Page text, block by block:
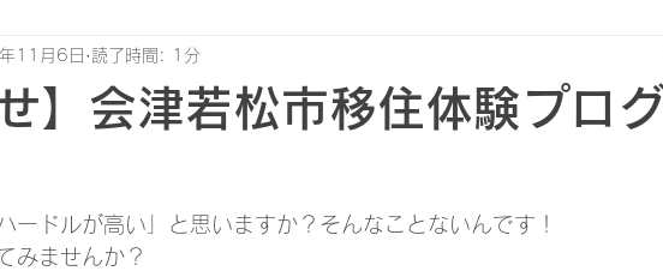
】会津若松市移住体験プログ
11月6日 読了時間: 1分
ドルが高い」と思いますか？そんなことないんです！
みませんか？